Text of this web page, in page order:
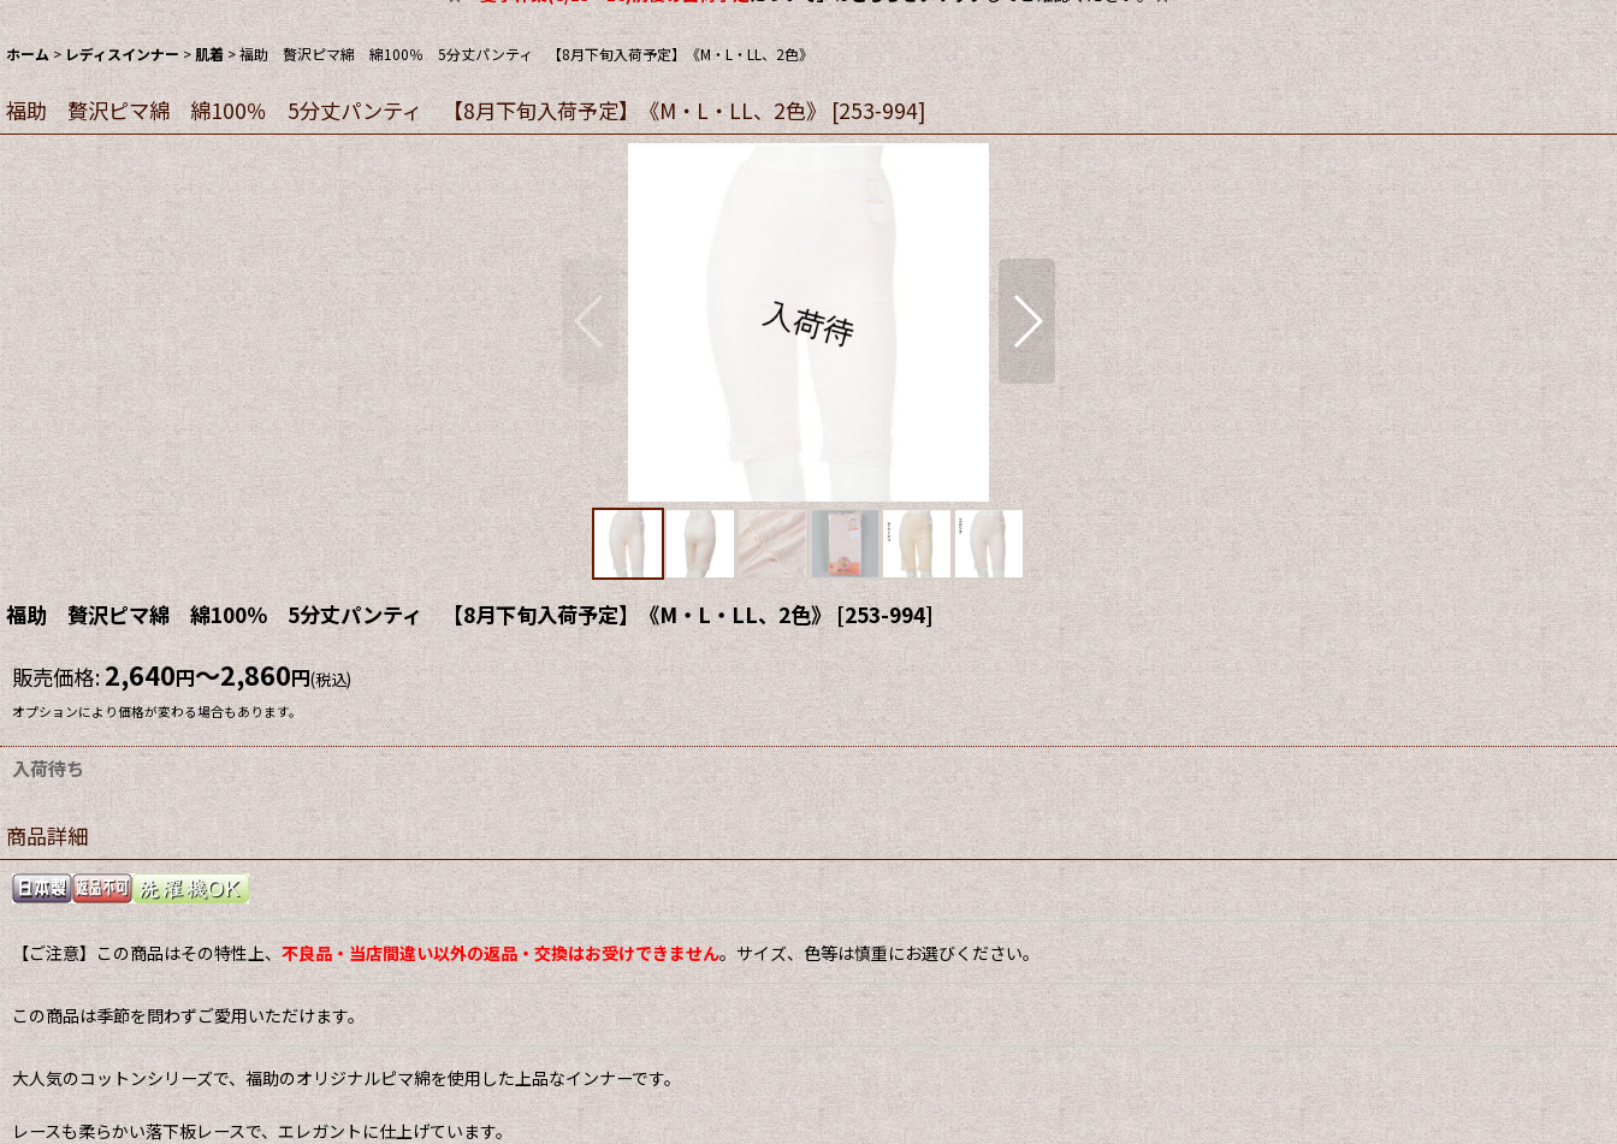
ホーム > レディスインナー > 肌着 >福助 贅沢ピマ綿 綿100％ 5分丈パンティ 【8月下旬入荷予定】《M・L・LL、2色》
福助 贅沢ピマ綿 綿100％ 5分丈パンティ 【8月下旬入荷予定】《M・L・LL、2色》 [253-994]
福助 贅沢ピマ綿 綿100％ 5分丈パンティ 【8月下旬入荷予定】《M・L・LL、2色》 [253-994]
販売価格:2,640円～2,860円(税込)
オプションにより価格が変わる場合もあります。
入荷待ち
商品詳細
【ご注意】この商品はその特性上、不良品・当店間違い以外の返品・交換はお受けできません。サイズ、色等は慎重にお選びください。
この商品は季節を問わずご愛用いただけます。
大人気のコットンシリーズで、福助のオリジナルピマ綿を使用した上品なインナーです。
レースも柔らかい落下板レースで、エレガントに仕上げています。